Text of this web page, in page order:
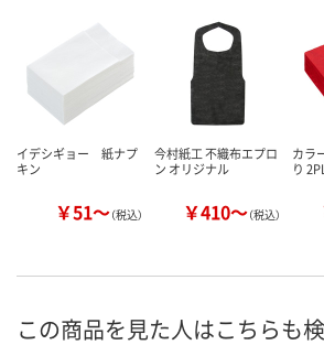
イデシギョー 紙ナプ
キン
￥51～（税込）
今村紙工 不織布エプロ
ン オリジナル
￥410～（税込）
カラ
り
この商品を見た人はこちらも